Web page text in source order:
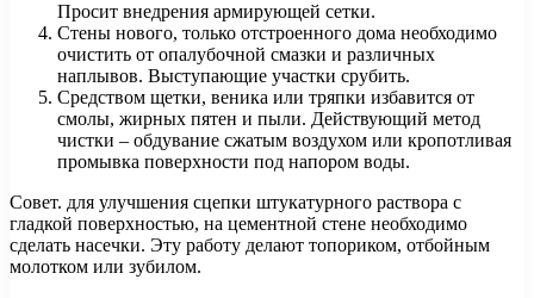
Просит внедрения армирующей сетки.
Стены нового, только отстроенного дома необходимо
очистить от опалубочной смазки и различных
наплывов. Выступающие участки срубить.
Средством щетки, веника или тряпки избавится от
смолы, жирных пятен и пыли. Действующий метод
чистки – обдувание сжатым воздухом или кропотливая
промывка поверхности под напором воды.
Совет. для улучшения сцепки штукатурного раствора с
гладкой поверхностью, на цементной стене необходимо
сделать насечки. Эту работу делают топориком, отбойным
молотком или зубилом.